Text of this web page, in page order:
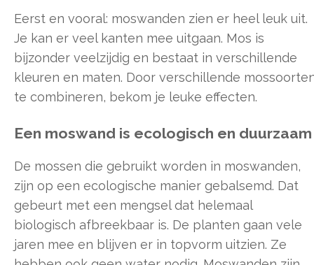
Eerst en vooral: moswanden zien er heel leuk uit.
Je kan er veel kanten mee uitgaan. Mos is
bijzonder veelzijdig en bestaat in verschillende
kleuren en maten. Door verschillende
te combineren, bekom je leuke effecten.
Een moswand is ecologisch en duurzaam
De mossen die gebruikt worden in moswanden,
zijn op een ecologische manier gebalsemd. Dat
gebeurt met een mengsel dat helemaal
biologisch afbreekbaar is. De planten gaan vele
jaren mee en blijven er in topvorm uitzien. Ze